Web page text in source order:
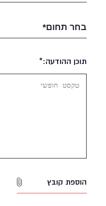
תוכן ההודעה:*
הוספת קובץ